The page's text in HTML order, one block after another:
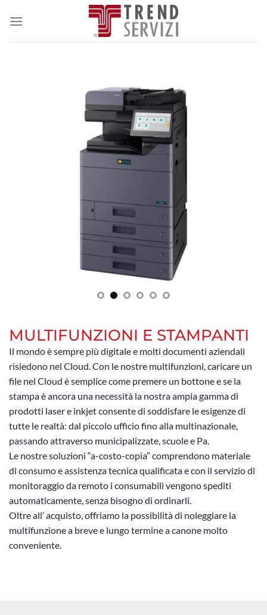
MULTIFUNZIONI E STAMPANTI
Il mondo è sempre più digitale e molti documenti aziendali
risiedono nel Cloud. Con le nostre multifunzioni, caricare un
file nel Cloud è semplice come premere un bottone e se la
stampa è ancora una necessità la nostra ampia gamma di
prodotti laser e inkjet consente di soddisfare le esigenze di
tutte le realtà: dal piccolo ufficio fino alla multinazionale,
passando attraverso municipalizzate, scuole e Pa.
Le nostre soluzioni “a-costo-copia” comprendono materiale
di consumo e assistenza tecnica qualificata e con il servizio di
monitoraggio da remoto i consumabili vengono spediti
automaticamente, senza bisogno di ordinarli.
Oltre all’ acquisto, offriamo la possibilità di noleggiare la
multifunzione a breve e lungo termine a canone molto
conveniente.